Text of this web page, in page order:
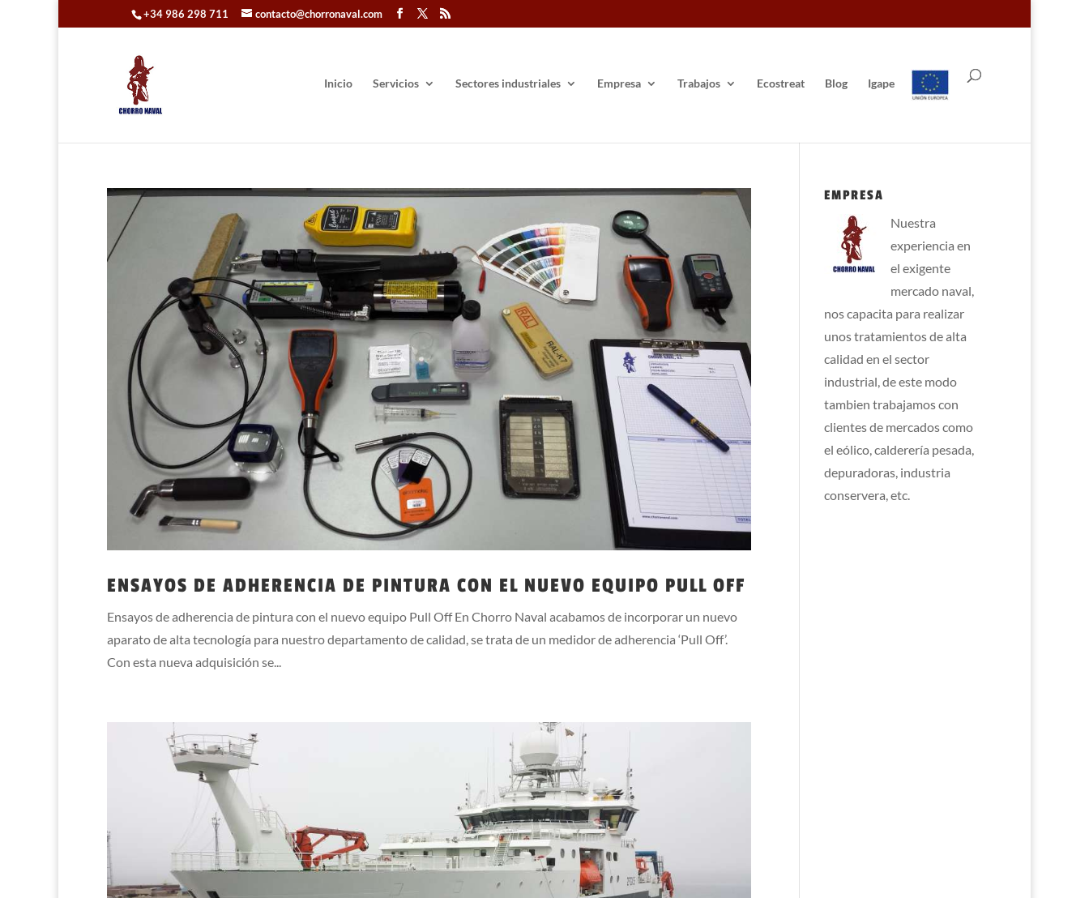
+34 986 298 711 contacto@chorronaval.com
Inicio Servicios Sectores industriales Empresa Trabajos Ecostreat Blog Igape
ENSAYOS DE ADHERENCIA DE PINTURA CON EL NUEVO EQUIPO PULL OFF
Ensayos de adherencia de pintura con el nuevo equipo Pull Off En Chorro Naval acabamos de incorporar un nuevo
aparato de alta tecnología para nuestro departamento de calidad, se trata de un medidor de adherencia ‘Pull Off’.
Con esta nueva adquisición se...
EMPRESA
Nuestra
experiencia en
el exigente
mercado naval,
nos capacita para realizar
unos tratamientos de alta
calidad en el sector
industrial, de este modo
tambien trabajamos con
clientes de mercados como
el eólico, calderería pesada,
depuradoras, industria
conservera, etc.